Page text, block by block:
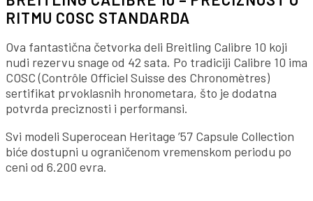
RITMU COSC STANDARDA
Ova fantastična četvorka deli Breitling Calibre 10 koji
nudi rezervu snage od 42 sata. Po tradiciji Calibre 10 ima
COSC (Contrôle Officiel Suisse des Chronomètres)
sertifikat prvoklasnih hronometara, što je dodatna
potvrda preciznosti i performansi.
Svi modeli Superocean Heritage ’57 Capsule Collection
biće dostupni u ograničenom vremenskom periodu po
ceni od 6.200 evra.